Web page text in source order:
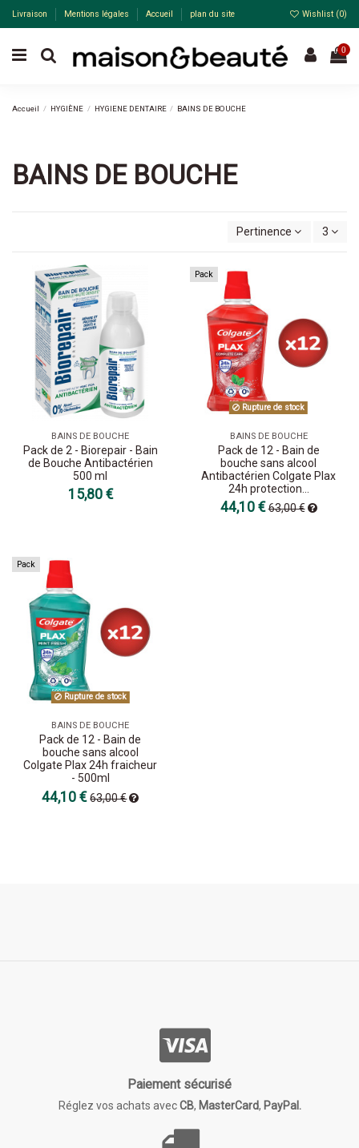
Livraison Mentions légales Accueil plan du site Wishlist (0)
0
Accueil HYGIÈNE HYGIENE DENTAIRE BAINS DE BOUCHE
BAINS DE BOUCHE
Pertinence 3
BAINS DE BOUCHE
Pack de 2 - Biorepair - Bain
de Bouche Antibactérien
500 ml
15,80 €
Pack
Rupture de stock
BAINS DE BOUCHE
Pack de 12 - Bain de
bouche sans alcool
Antibactérien Colgate Plax
24h protection...
44,10 €63,00 €
Pack
Rupture de stock
BAINS DE BOUCHE
Pack de 12 - Bain de
bouche sans alcool
Colgate Plax 24h fraicheur
- 500ml
44,10 €63,00 €
Paiement sécurisé
Réglez vos achats avecCB, MasterCard, PayPal.